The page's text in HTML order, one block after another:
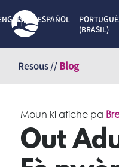
kontni
ESPAÑOL
(BRASIL)
Resous //Blog
Moun ki afiche pa
Out